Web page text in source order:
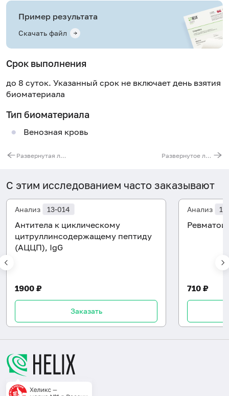
Пример результата
Скачать файл
Срок выполнения
до 8 суток. Указанный срок не включает день взятия
биоматериала
Тип биоматериала
Венозная кровь
Развернутая лабораторная диагностика анемий Развернутое лабораторное обследование почек
С этим исследованием часто заказывают
Анализ 13-014
Антитела к циклическому
цитруллинсодержащему пептиду
(АЦЦП), IgG
1900 ₽
Заказать
Анализ
710 ₽